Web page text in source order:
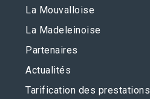
La Mouvalloise
La Madeleinoise
Partenaires
Actualités
Tarification des prestations